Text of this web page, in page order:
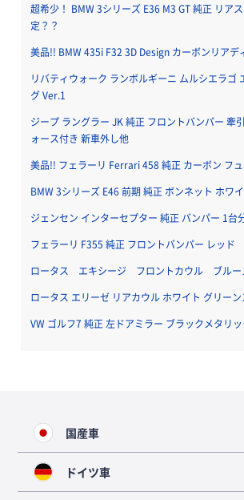
超希少！ BMW 3シリーズ E36 M3 GT 純正 リア
定？？
美品!! BMW 435i F32 3D Design カーボンリアデ
リバティウォーク ランボルギーニ ムルシエラゴ
グ Ver.1
ジープ ラングラー JK 純正 フロントバンパー 牽
ォース付き 新車外し他
美品!! フェラーリ Ferrari 458 純正 カーボン フ
BMW 3シリーズ E46 前期 純正 ボンネット ホワ
ジェンセン インターセプター 純正 バンパー 1台
フェラーリ F355 純正 フロントバンパー レッド
ロータス エキシージ フロントカウル ブルー
ロータス エリーゼ リアカウル ホワイト グリー
VW ゴルフ7 純正 左ドアミラー ブラックメタリ
国産車
ドイツ車